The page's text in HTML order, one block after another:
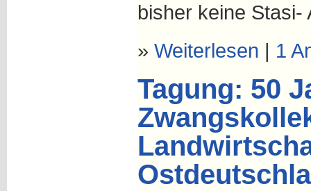
bisher keine Stasi-
» Weiterlesen | 1
Tagung: 50